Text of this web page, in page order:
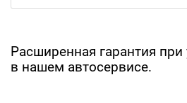
Расширенная гарантия при
в нашем автосервисе.